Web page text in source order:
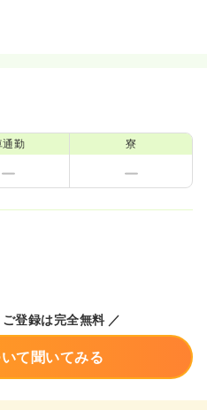
通勤 寮
登録は完全無料 ／
て聞いてみる